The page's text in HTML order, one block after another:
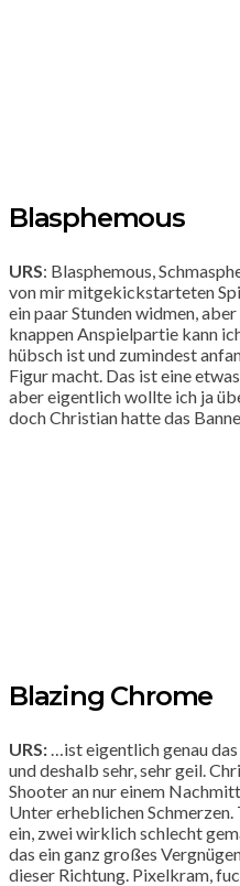
Blasphemous
URS: Blasphemous,
von mir mitgekickstarteten
ein paar Stunden widmen,
knappen Anspielpartie kann
hübsch ist und zumindest
Figur macht. Das ist eine
aber eigentlich wollte ich ja
doch Christian hatte das
Blazing Chrome
URS: …ist eigentlich genau
und deshalb sehr, sehr geil.
Shooter an nur einem
Unter erheblichen
ein, zwei wirklich schlecht
das ein ganz großes
dieser Richtung. Pixelkram,